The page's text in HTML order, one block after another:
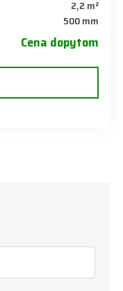
2,2 m²
500 mm
Cena dopytom